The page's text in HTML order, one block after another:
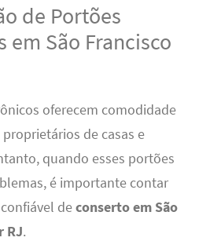
de Portões
em São Francisco
oferecem comodidade
de casas e
quando esses portões
é importante contar
deconserto em São
RJ.